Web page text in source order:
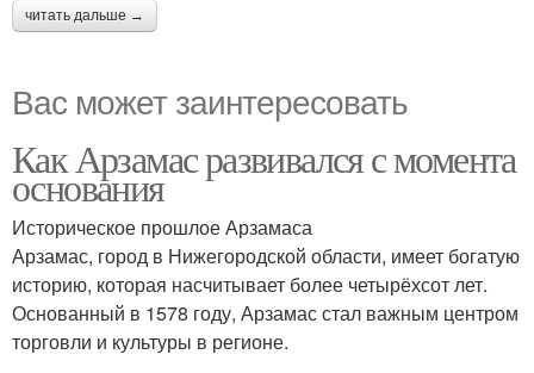
читать дальше →
Вас может заинтересовать
Как Арзамас развивался с момента
основания
Историческое прошлое Арзамаса
Арзамас, город в Нижегородской области, имеет богатую
историю, которая насчитывает более четырёхсот лет.
Основанный в 1578 году, Арзамас стал важным центром
торговли и культуры в регионе.